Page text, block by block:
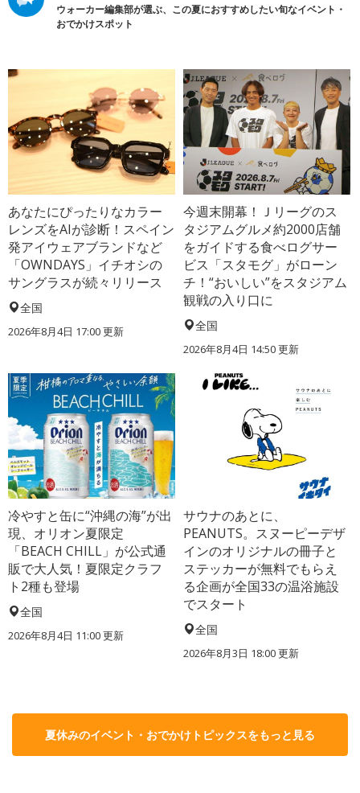
ウォーカー編集部が選ぶ、この夏におすすめしたい旬なイベント・
おでかけスポット
あなたにぴったりなカラー
レンズをAIが診断！スペイン
発アイウェアブランドなど
「OWNDAYS」イチオシの
サングラスが続々リリース
全国
2026年8月4日 17:00更新
今週末開幕！Ｊリーグのス
タジアムグルメ約2000店舗
をガイドする食べログサー
ビス「スタモグ」がローン
チ！“おいしい”をスタジアム
観戦の入り口に
全国
2026年8月4日 14:50更新
冷やすと缶に“沖縄の海”が出
現、オリオン夏限定
「BEACH CHILL」が公式通
販で大人気！夏限定クラフ
ト2種も登場
全国
2026年8月4日 11:00更新
サウナのあとに、
PEANUTS。スヌーピーデザ
インのオリジナルの冊子と
ステッカーが無料でもらえ
る企画が全国33の温浴施設
でスタート
全国
2026年8月3日 18:00更新
夏休みのイベント・おでかけトピックスをもっと見る